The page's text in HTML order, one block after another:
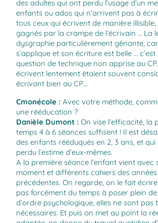
des adultes qui ont perdu l’usage d’un
enfants ou ados qui n’arrivent pas à
tous ceux qui écrivent de manière
gagnés par la crampe de l’écrivain … La
dysgraphie particulièrement gênante,
s’applique et son écriture est belle …
question de technique non apprise au
écrivent lentement étaient souvent
écrivant bien au CP…
Cmonécole : Avec votre méthode,
une rééducation ?
Danièle Dumont : On vise l’efficacité, la
temps 4 à 6 séances suffisent ! Il est
des enfants rééduqués en 2, 3 ans, et
perdu l’estime d’eux-mêmes.
A la première séance l’enfant vient avec
moment et différents cahiers des
précédentes. On regarde, on le fait
pas forcément du temps à poser plein
d’ordre psychologique, elles ne sont pas
nécessaires. Et puis on met au point la